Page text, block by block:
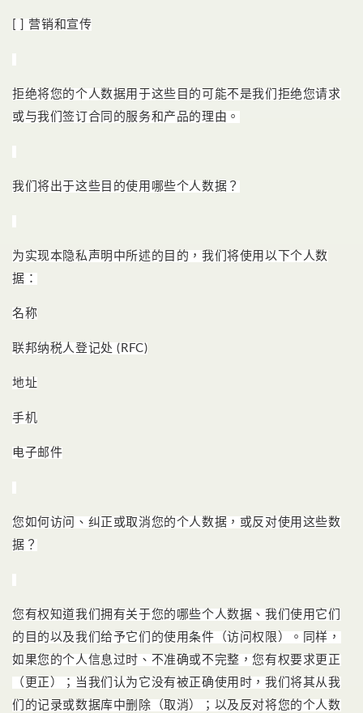
[ ] 营销和宣传
拒绝将您的个人数据用于这些目的可能不是我们拒绝您请求
或与我们签订合同的服务和产品的理由。
我们将出于这些目的使用哪些个人数据？
为实现本隐私声明中所述的目的，我们将使用以下个人数
据：
名称
联邦纳税人登记处 (RFC)
地址
手机
电子邮件
您如何访问、纠正或取消您的个人数据，或反对使用这些数
据？
您有权知道我们拥有关于您的哪些个人数据、我们使用它们
的目的以及我们给予它们的使用条件（访问权限）。 同样，
如果您的个人信息过时、不准确或不完整，您有权要求更正
（更正）； 当我们认为它没有被正确使用时，我们将其从我
们的记录或数据库中删除（取消）； 以及反对将您的个人数